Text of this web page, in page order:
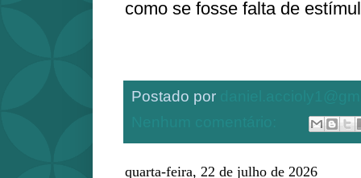
como se fosse falta de
Postado por
quarta-feira, 22 de julho de 2026